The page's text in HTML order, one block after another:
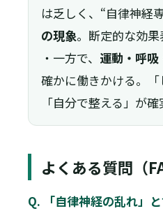
は乏しく、“自律神経
の現象。断定的な効果
・一方で、 運動・呼吸
確かに働きかける。「
「自分で整える」が確
よくある質問（
Q. 「自律神経の乱れ」